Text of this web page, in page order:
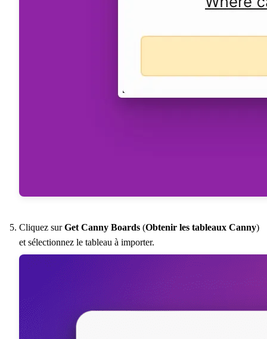
Cliquez surGet Canny Boards (Obtenir les tableaux Canny)
et sélectionnez le tableau à importer.